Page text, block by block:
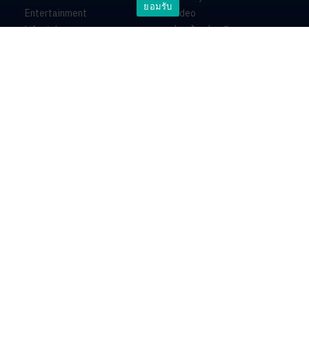
Entertainment
Lifestyle
Video
ร่วมด้วยช่วยกัน
ยอมรับ